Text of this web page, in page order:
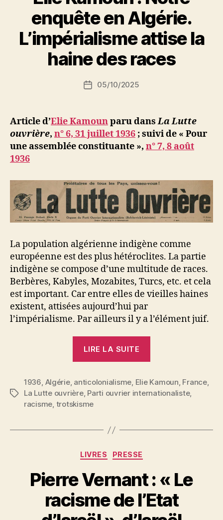
enquête en Algérie.
L’impérialisme attise la
haine des races
Auteur
a
N
ji
b
Date05/10/2025
Article d’Elie Kamounparu dansLa Lutte
ouvrière, n° 6, 31 juillet 1936 ;suivi de « Pour
une assemblée constituante », n° 7, 8 août
1936
La population algérienne indigène comme
européenne est des plus hétéroclites. La partie
indigène se compose d’une multitude de races.
Berbères, Kabyles, Mozabites, Turcs, etc. et cela
est important. Car entre elles de vieilles haines
existent, attisées aujourd’hui par
l’impérialisme. Par ailleurs il y a l’élément juif.
LIRE LA SUITE
Notre
enquête
haine
des
races »
Étiquettes
1936, Algérie, anticolonialisme, Elie Kamoun, France,
La Lutte ouvrière, Parti ouvrier internationaliste,
racisme, trotskisme
Catégories
LIVRES PRESSE
Pierre Vernant : « Le
racisme de l’Etat
P